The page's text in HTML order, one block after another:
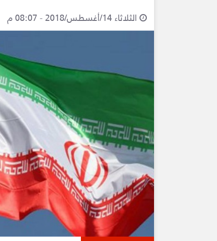
الثلاثاء 14/أغسطس/2018 - 08:07 م